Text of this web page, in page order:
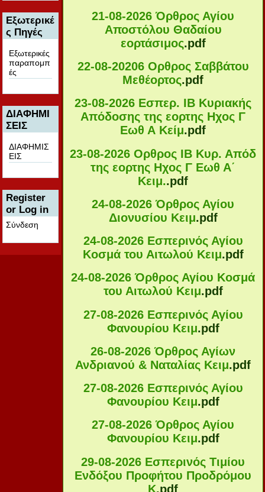
Εξωτερικέ
ς Πηγές
Εξωτερικές
παραπομπ
ές
ΔΙΑΦΗΜΙ
ΣΕΙΣ
ΔΙΑΦΗΜΙΣ
ΕΙΣ
Register
or Log in
Σύνδεση
21-08-2026 Όρθρος Αγίου
Αποστόλου Θαδαίου
εορτάσιμος.pdf
22-08-20206 Ορθρος Σαββάτου
Μεθέορτος.pdf
23-08-2026 Εσπερ. ΙΒ Κυριακής
Απόδοσης της εορτης Ηχος Γ
Εωθ Α Κείμ.pdf
23-08-2026 Ορθρος ΙΒ Κυρ. Απόδ
της εορτης Ηχος Γ Εωθ Α΄
Κειμ..pdf
24-08-2026 Όρθρος Αγίου
Διονυσίου Κειμ.pdf
24-08-2026 Εσπερινός Αγίου
Κοσμά του Αιτωλού Κειμ.pdf
24-08-2026 Όρθρος Αγίου Κοσμά
του Αιτωλού Κειμ.pdf
27-08-2026 Εσπερινός Αγίου
Φανουρίου Κειμ.pdf
26-08-2026 Όρθρος Αγίων
Ανδριανού & Ναταλίας Κειμ.pdf
27-08-2026 Εσπερινός Αγίου
Φανουρίου Κειμ.pdf
27-08-2026 Όρθρος Αγίου
Φανουρίου Κειμ.pdf
29-08-2026 Εσπερινός Τιμίου
Ενδόξου Προφήτου Προδρόμου
Κ.pdf